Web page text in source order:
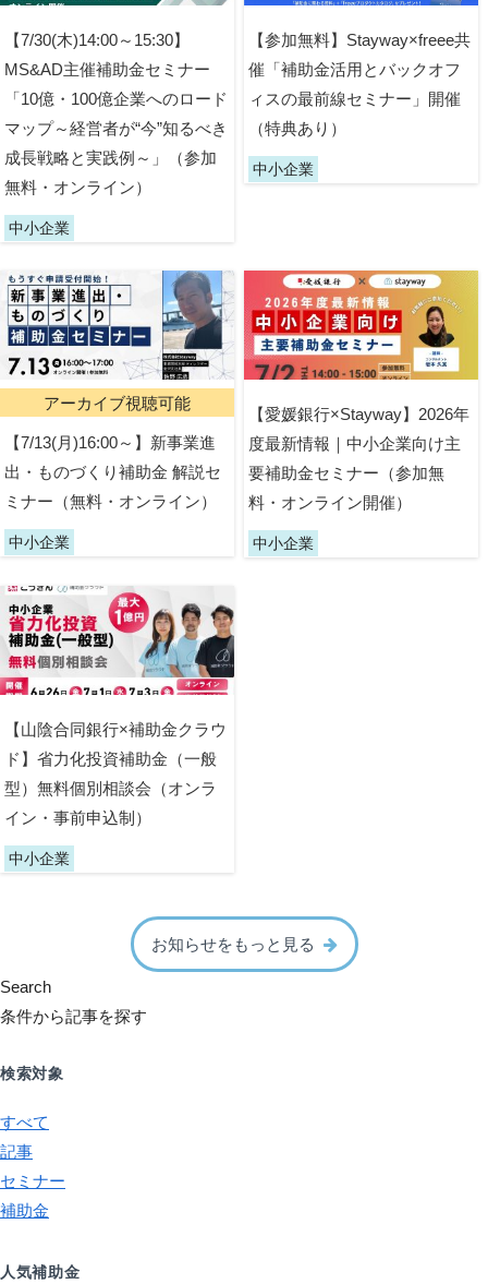
【7/30(木)14:00～15:30】
MS&AD主催補助金セミナー
「10億・100億企業へのロード
マップ～経営者が“今”知るべき
成長戦略と実践例～」（参加
無料・オンライン）
中小企業
【参加無料】Stayway×freee共
催「補助金活用とバックオフ
ィスの最前線セミナー」開催
（特典あり）
中小企業
アーカイブ視聴可能
【7/13(月)16:00～】新事業進
出・ものづくり補助金 解説セ
ミナー（無料・オンライン）
中小企業
【愛媛銀行×Stayway】2026年
度最新情報｜中小企業向け主
要補助金セミナー（参加無
料・オンライン開催）
中小企業
【山陰合同銀行×補助金クラウ
ド】省力化投資補助金（一般
型）無料個別相談会（オンラ
イン・事前申込制）
中小企業
お知らせをもっと見る
Search
条件から記事を探す
検索対象
すべて
記事
セミナー
補助金
人気補助金